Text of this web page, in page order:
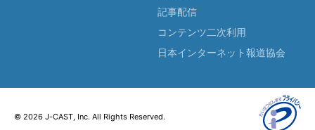
記事配信
コンテンツ二次利用
日本インターネット報道協会
© 2026 J-CAST, Inc. All Rights Reserved.